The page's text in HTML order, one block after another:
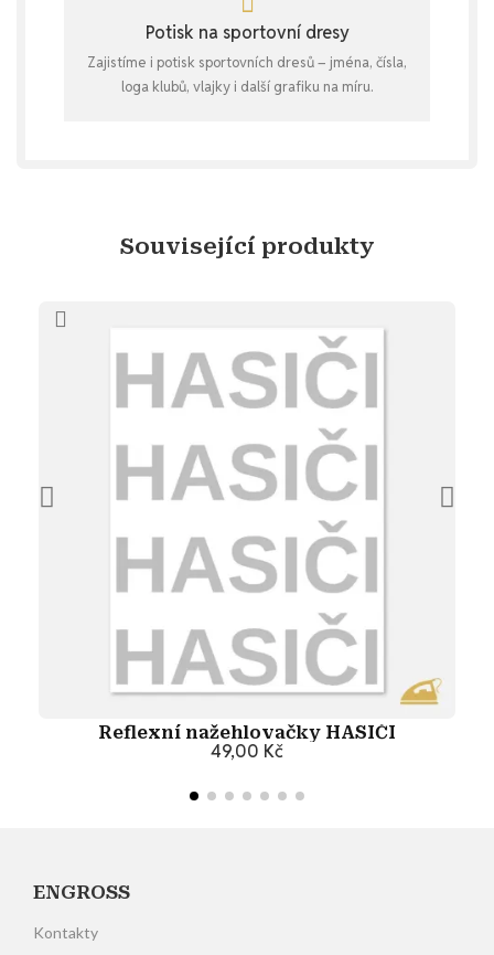
Potisk na sportovní dresy
Zajistíme i potisk sportovních dresů – jména, čísla,
loga klubů, vlajky i další grafiku na míru.
Související produkty
Reflexní nažehlovačky HASIČI
49,00 Kč
Přidat do košíku
ENGROSS
Kontakty